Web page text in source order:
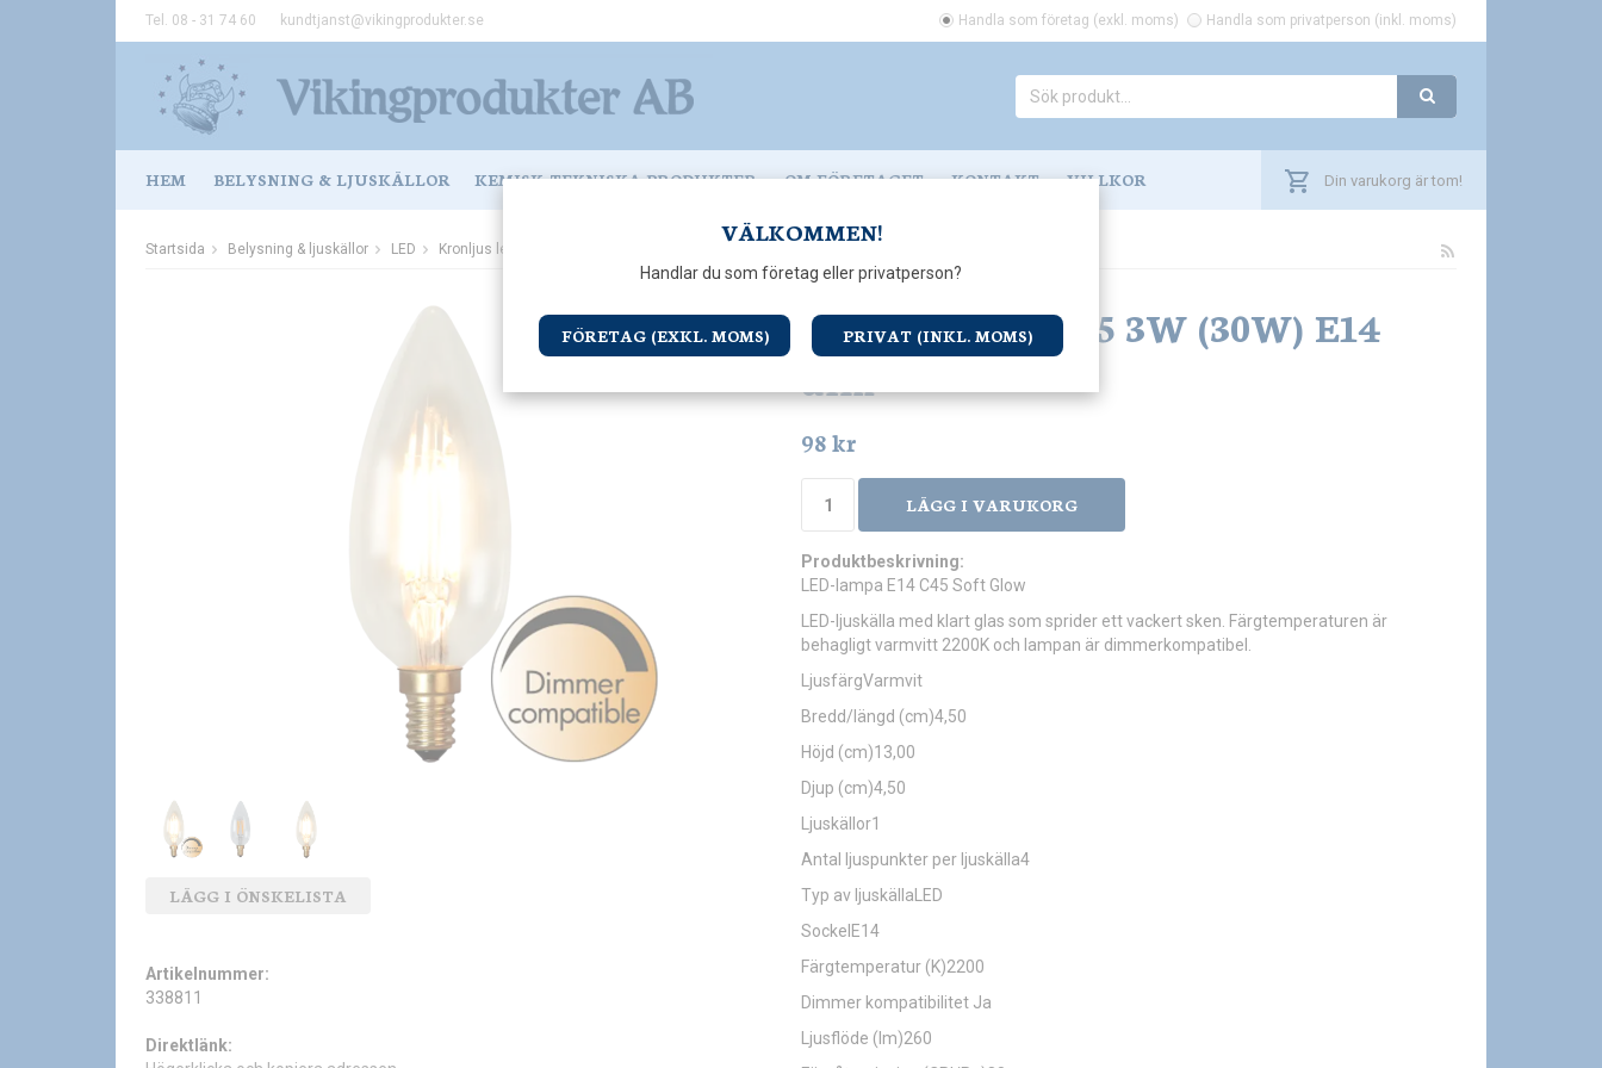
VÄLKOMMEN!
Handlar du som företag eller privatperson?
FÖRETAG (EXKL. MOMS) PRIVAT (INKL. MOMS)
Tel. 08 - 31 74 60 kundtjanst@vikingprodukter.se Handla som företag (exkl. moms) Handla som privatperson (inkl. moms)
HEM BELYSNING & LJUSKÄLLOR KEMISK-TEKNISKA PRODUKTER OM FÖRETAGET KONTAKT VILLKOR Din varukorg är tom!
Startsida Belysning & ljuskällor LED Kronljus led C35 C45 E14
Kronljus Led C45 3W (30W) E14
dim
98 kr
LÄGG I VARUKORG
Produktbeskrivning:
LED-lampa E14 C45 Soft Glow
LED-ljuskälla med klart glas som sprider ett vackert sken. Färgtemperaturen är
behagligt varmvitt 2200K och lampan är dimmerkompatibel.
LjusfärgVarmvit
Bredd/längd (cm)4,50
Höjd (cm)13,00
Djup (cm)4,50
Ljuskällor1
Antal ljuspunkter per ljuskälla4
Typ av ljuskällaLED
SockelE14
Färgtemperatur (K)2200
Dimmer kompatibilitet Ja
Ljusflöde (lm)260
LÄGG I ÖNSKELISTA
Artikelnummer:
338811
Direktlänk: